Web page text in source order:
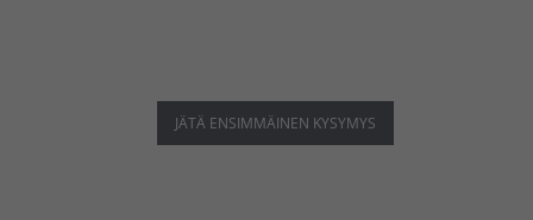
JÄTÄ ENSIMMÄINEN KYSYMYS